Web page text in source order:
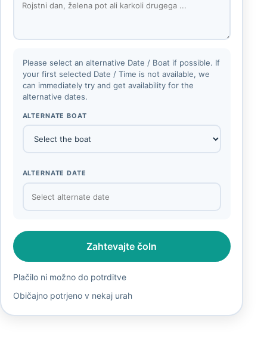
Please select an alternative Date / Boat if possible. If
your first selected Date / Time is not available, we
can immediately try and get availability for the
alternative dates.
ALTERNATE BOAT
ALTERNATE DATE
Zahtevajte čoln
Plačilo ni možno do potrditve
Običajno potrjeno v nekaj urah